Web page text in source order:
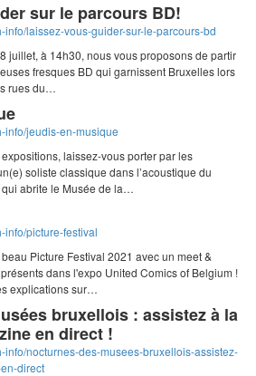
sur le parcours BD!
info/laissez-vous-guider-sur-le-parcours-bd
juillet, à 14h30, nous vous proposons de partir
fresques BD qui garnissent Bruxelles lors
rues du…
info/jeudis-en-musique
laissez-vous porter par les
soliste classique dans l’acoustique du
abrite le Musée de la…
info/picture-festival
Picture Festival 2021 avec un meet &
dans l'expo United Comics of Belgium !
explications sur…
bruxellois : assistez à la
en direct !
info/nocturnes-des-musees-bruxellois-assistez-
direct